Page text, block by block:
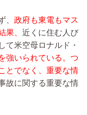
、 政府も東電もマス
果、 近くに住む人び
て米空母ロナルド・
強いられている。つ
とでなく、重要な情
故に関する重要な情